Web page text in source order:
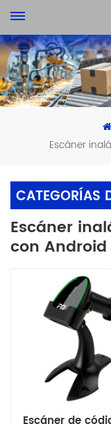
Escáner
CATEGORÍAS
Escáner
con Android